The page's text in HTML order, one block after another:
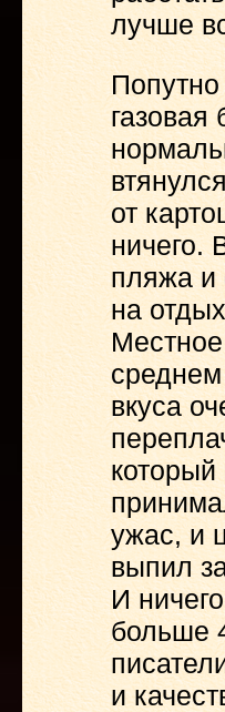
лучше
от
ничего.
пляжа и
на
вкуса
ужас, и
выпил
И
больше
и